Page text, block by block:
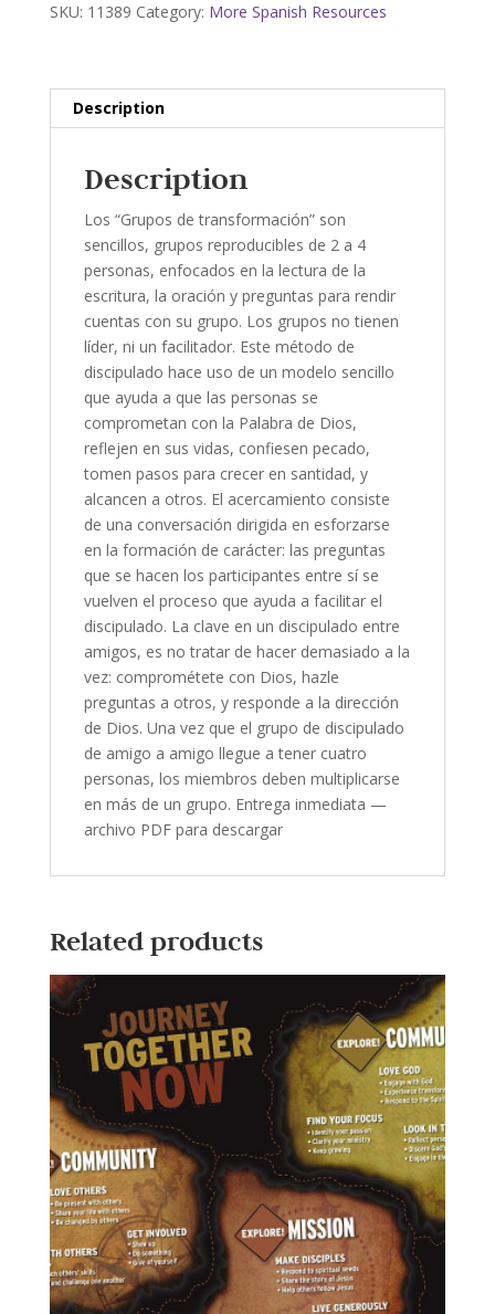
SKU: 11389 Category: More Spanish Resources
Description
Description
Los “Grupos de transformación” son
sencillos, grupos reproducibles de 2 a 4
personas, enfocados en la lectura de la
escritura, la oración y preguntas para rendir
cuentas con su grupo. Los grupos no tienen
líder, ni un facilitador. Este método de
discipulado hace uso de un modelo sencillo
que ayuda a que las personas se
comprometan con la Palabra de Dios,
reflejen en sus vidas, confiesen pecado,
tomen pasos para crecer en santidad, y
alcancen a otros. El acercamiento consiste
de una conversación dirigida en esforzarse
en la formación de carácter: las preguntas
que se hacen los participantes entre sí se
vuelven el proceso que ayuda a facilitar el
discipulado. La clave en un discipulado entre
amigos, es no tratar de hacer demasiado a la
vez: comprométete con Dios, hazle
preguntas a otros, y responde a la dirección
de Dios. Una vez que el grupo de discipulado
de amigo a amigo llegue a tener cuatro
personas, los miembros deben multiplicarse
en más de un grupo. Entrega inmediata —
archivo PDF para descargar
Related products